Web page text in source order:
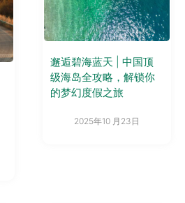
邂逅碧海蓝天 | 中国顶
级海岛全攻略，解锁你
的梦幻度假之旅
2025年10 月23日